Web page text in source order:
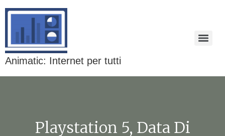
Animatic: Internet per tutti
Playstation 5, Data Di